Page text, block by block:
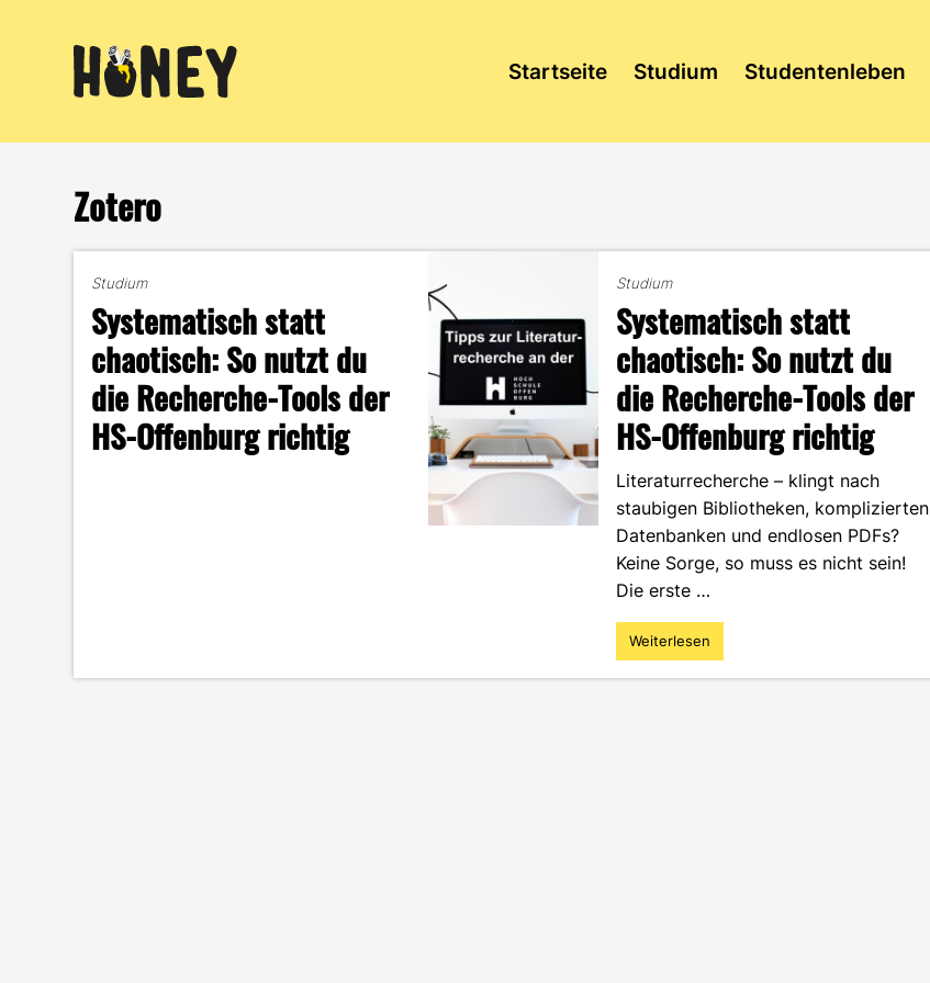
Startseite Studium Studentenleben
Zotero
Studium
Systematisch statt
chaotisch: So nutzt du
die Recherche-Tools der
HS-Offenburg richtig
Studium
Systematisch statt
chaotisch: So nutzt du
die Recherche-Tools der
HS-Offenburg richtig
Literaturrecherche – klingt nach
staubigen Bibliotheken, komplizierten
Datenbanken und endlosen PDFs?
Keine Sorge, so muss es nicht sein!
Die erste …
"Systematisch
statt
Weiterlesen